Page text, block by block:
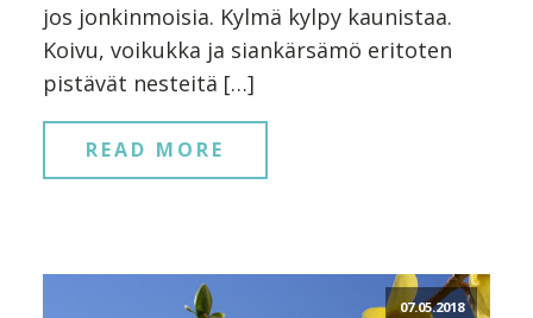
jos jonkinmoisia. Kylmä kylpy kaunistaa.
Koivu, voikukka ja siankärsämö eritoten
pistävät nesteitä […]
READ MORE
07.05.2018